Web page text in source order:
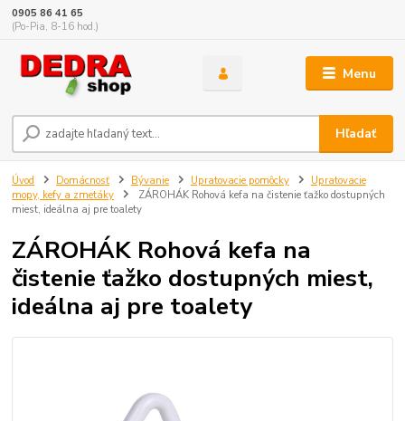
Menu
Hľadať
0905 86 41 65
(Po-Pia, 8-16 hod.)
Úvod Domácnosť Bývanie Upratovacie pomôcky
Upratovacie
mopy, kefy a zmetáky
ZÁROHÁK Rohová kefa na čistenie ťažko dostupných
miest, ideálna aj pre toalety
ZÁROHÁK Rohová kefa na
čistenie ťažko dostupných miest,
ideálna aj pre toalety